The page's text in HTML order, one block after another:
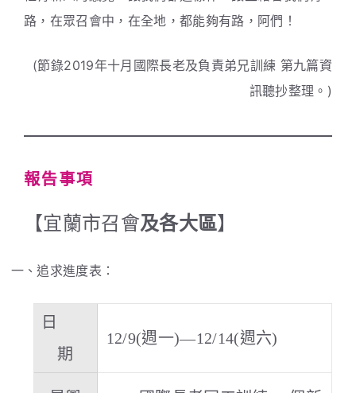
路，在眾召會中，在全地，都能夠有路，阿們！
(節錄2019年十月國際長老及負責弟兄訓練 第九篇資
訊聽抄整理。)
報告事項
【宜蘭市召會及各大區】
一、追求進度表：
日
期
12/9(週一)—12/14(週六)